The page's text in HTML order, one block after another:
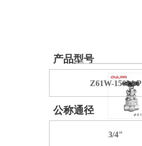
产品型号
Z61W-150LbP
公称通径
3/4"